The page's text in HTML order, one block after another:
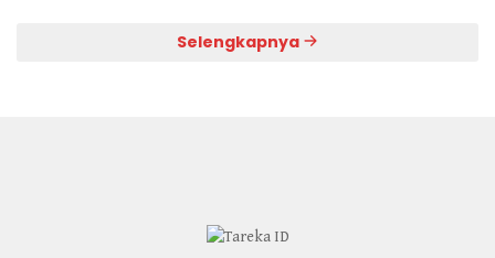
Selengkapnya